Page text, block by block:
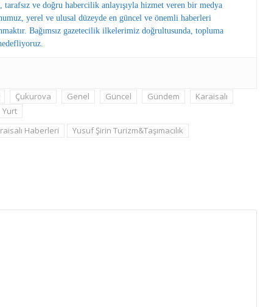
tarafsız ve doğru habercilik anlayışıyla hizmet veren bir medya
yerel ve ulusal düzeyde en güncel ve önemli haberleri
Bağımsız gazetecilik ilkelerimiz doğrultusunda, topluma
Çukurova Genel Güncel Gündem
Karaisalı
Yurt
Haberleri Yusuf Şirin Turizm&Taşımacılık